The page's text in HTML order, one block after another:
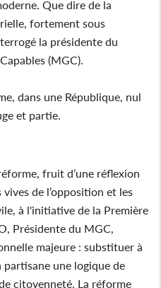
Que dire de la
fortement sous
la présidente du
(MGC).
dans une République, nul
et partie.
fruit d’une réflexion
de l’opposition et les
à l'initiative de la Première
Présidente du MGC,
majeure : substituer à
une logique de
citoyenneté. La réforme